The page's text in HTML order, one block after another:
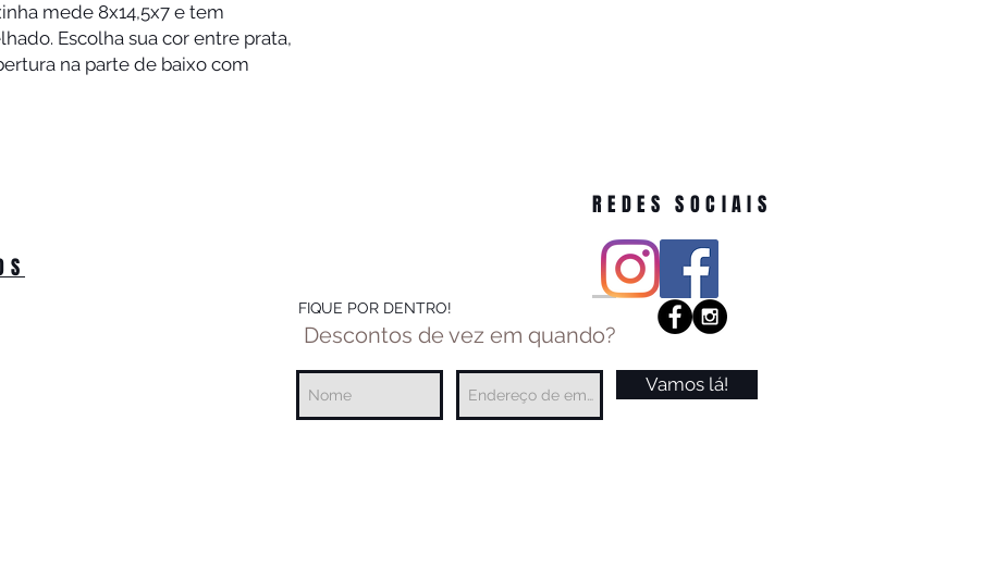
mede 8x14,5x7 e tem
Escolha sua cor entre prata,
na parte de baixo com
REDES SOCIAIS
FIQUE POR DENTRO!
Descontos de vez em quando?
Vamos lá!